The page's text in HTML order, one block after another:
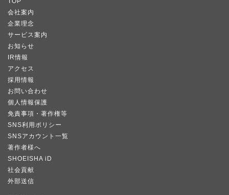
会社案内
企業理念
サービス案内
お知らせ
IR情報
アクセス
採用情報
お問い合わせ
個人情報保護
免責事項・著作権等
SNS利用ポリシー
SNSアカウント一覧
著作者様へ
SHOEISHA iD
社会貢献
外部送信